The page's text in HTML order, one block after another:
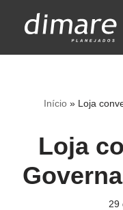
Pular
para
Início » Loja
Loja
29